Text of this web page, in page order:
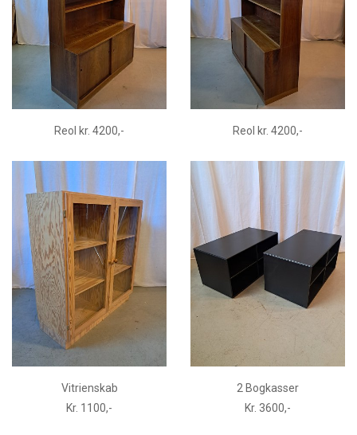
Reol kr. 4200,- Reol kr. 4200,-
Vitrienskab
Kr. 1100,-
2 Bogkasser
Kr. 3600,-